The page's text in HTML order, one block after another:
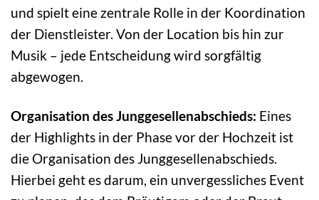
und spielt eine zentrale Rolle in der Koordination
der Dienstleister. Von der Location bis hin zur
Musik – jede Entscheidung wird sorgfältig
abgewogen.
Organisation des Junggesellenabschieds: Eines
der Highlights in der Phase vor der Hochzeit ist
die Organisation des Junggesellenabschieds.
Hierbei geht es darum, ein unvergessliches Event